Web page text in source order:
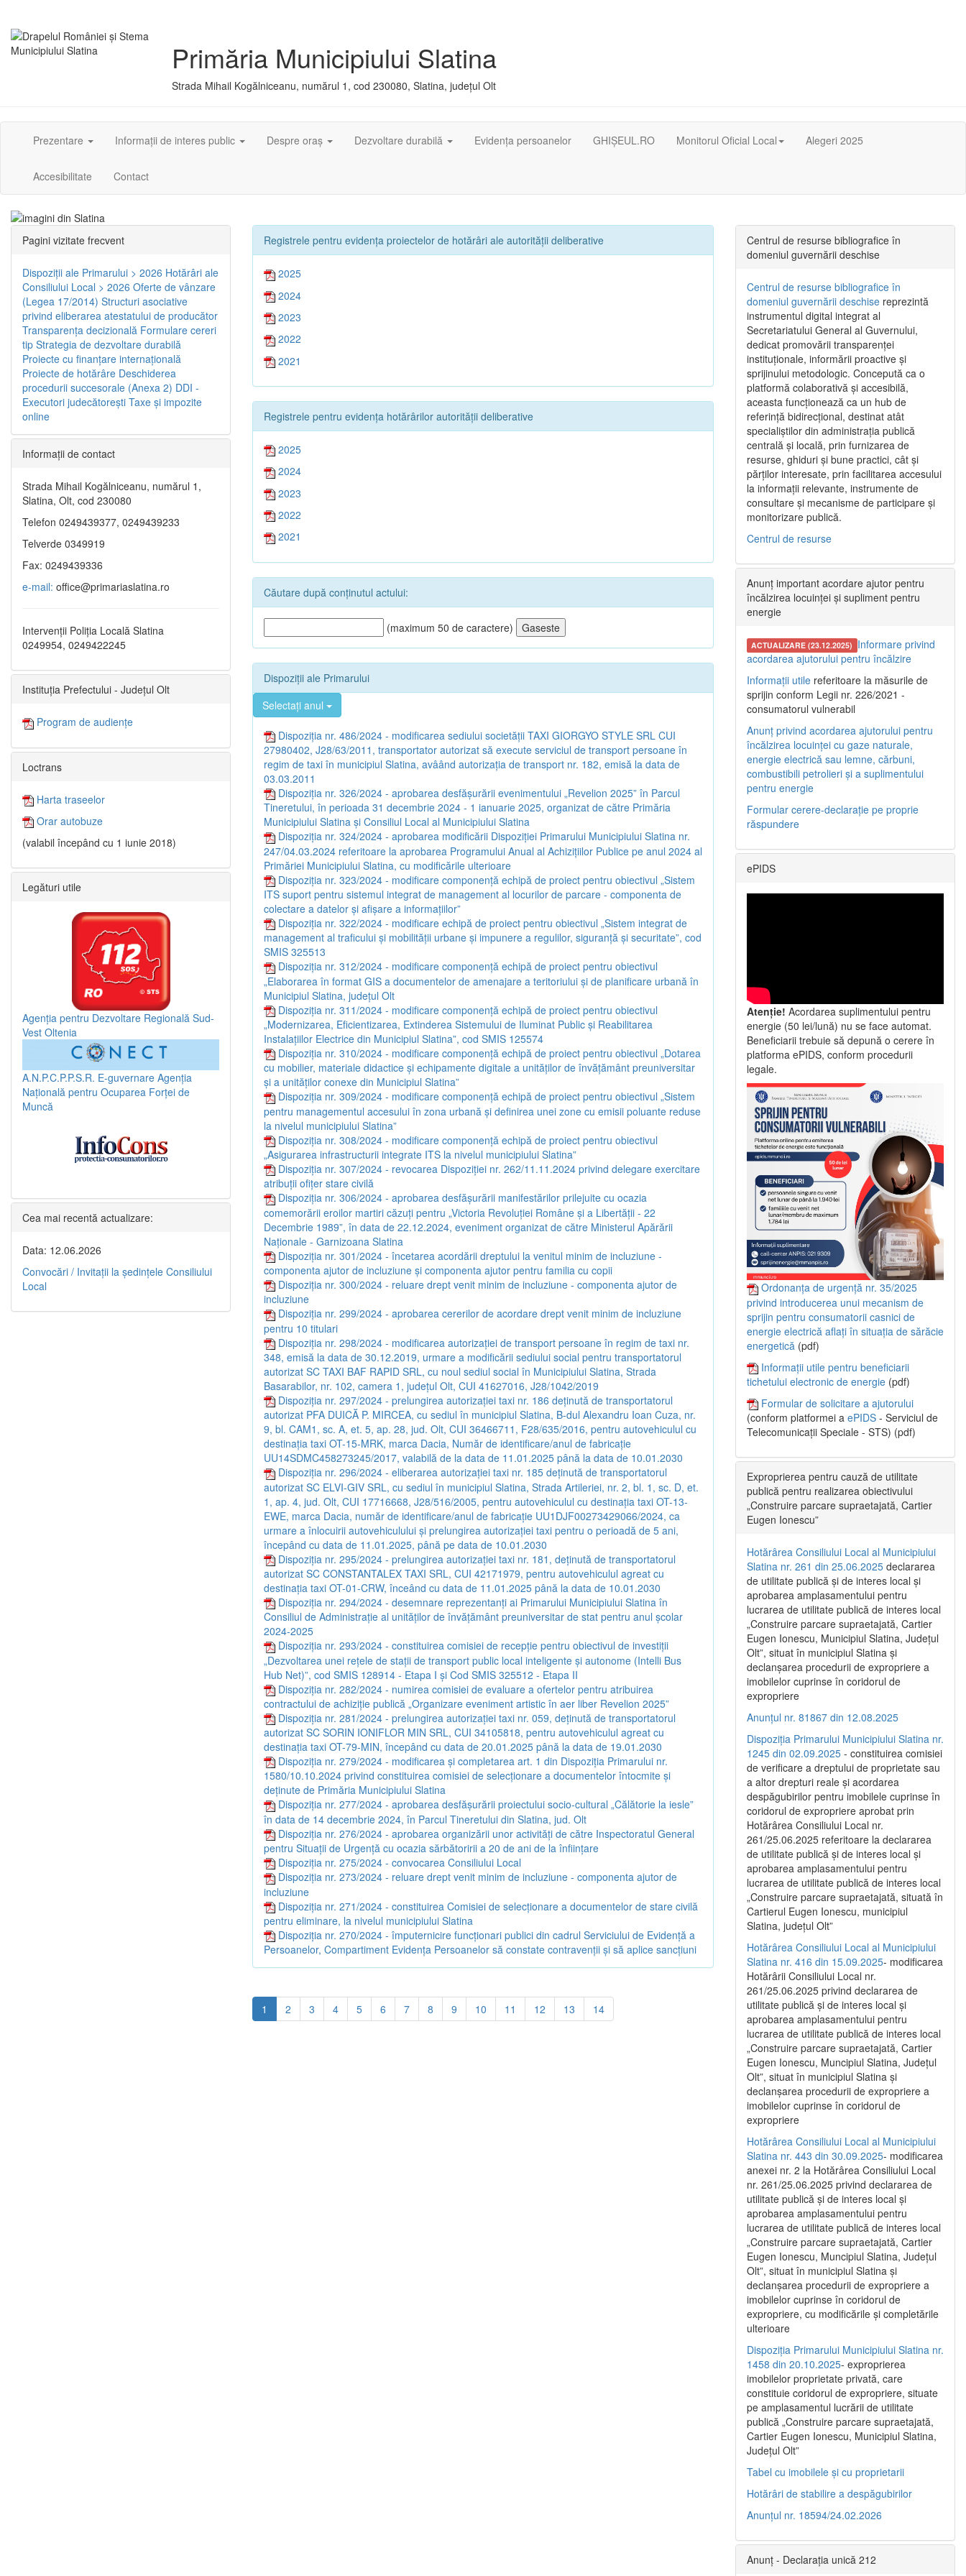
Primăria Municipiului Slatina
Strada Mihail Kogălniceanu, numărul 1, cod 230080, Slatina, județul Olt
Prezentare Informații de interes public Despre oraș Dezvoltare durabilă Evidența persoanelor GHIȘEUL.RO Monitorul Oficial Local Alegeri 2025
Accesibilitate Contact
Registrele pentru evidența proiectelor de hotărâri ale autorității deliberative
2025
2024
2023
2022
2021
Registrele pentru evidența hotărârilor autorității deliberative
2025
2024
2023
2022
2021
Căutare după conținutul actului:
(maximum 50 de caractere)
Dispoziții ale Primarului
Selectați anul
Dispoziția nr. 486/2024 - modificarea sediului societății TAXI GIORGYO STYLE SRL CUI
27980402, J28/63/2011, transportator autorizat să execute serviciul de transport persoane în
regim de taxi în municipiul Slatina, avâând autorizația de transport nr. 182, emisă la data de
03.03.2011
Dispoziția nr. 326/2024 - aprobarea desfășurării evenimentului „Revelion 2025” în Parcul
Tineretului, în perioada 31 decembrie 2024 - 1 ianuarie 2025, organizat de către Primăria
Municipiului Slatina și Consiliul Local al Municipiului Slatina
Dispoziția nr. 324/2024 - aprobarea modificării Dispoziției Primarului Municipiului Slatina nr.
247/04.03.2024 referitoare la aprobarea Programului Anual al Achizițiilor Publice pe anul 2024 al
Primăriei Municipiului Slatina, cu modificările ulterioare
Dispoziția nr. 323/2024 - modificare componență echipă de proiect pentru obiectivul „Sistem
ITS suport pentru sistemul integrat de management al locurilor de parcare - componenta de
colectare a datelor și afișare a informațiilor”
Dispoziția nr. 322/2024 - modificare echipă de proiect pentru obiectivul „Sistem integrat de
management al traficului și mobilității urbane și impunere a regulilor, siguranță și securitate”, cod
SMIS 325513
Dispoziția nr. 312/2024 - modificare componență echipă de proiect pentru obiectivul
„Elaborarea în format GIS a documentelor de amenajare a teritoriului și de planificare urbană în
Municipiul Slatina, județul Olt
Dispoziția nr. 311/2024 - modificare componență echipă de proiect pentru obiectivul
„Modernizarea, Eficientizarea, Extinderea Sistemului de Iluminat Public și Reabilitarea
Instalațiilor Electrice din Municipiul Slatina”, cod SMIS 125574
Dispoziția nr. 310/2024 - modificare componență echipă de proiect pentru obiectivul „Dotarea
cu mobilier, materiale didactice și echipamente digitale a unităților de învățământ preuniversitar
și a unităților conexe din Municipiul Slatina”
Dispoziția nr. 309/2024 - modificare componență echipă de proiect pentru obiectivul „Sistem
pentru managementul accesului în zona urbană și definirea unei zone cu emisii poluante reduse
la nivelul municipiului Slatina”
Dispoziția nr. 308/2024 - modificare componență echipă de proiect pentru obiectivul
„Asigurarea infrastructurii integrate ITS la nivelul municipiului Slatina”
Dispoziția nr. 307/2024 - revocarea Dispoziției nr. 262/11.11.2024 privind delegare exercitare
atribuții ofițer stare civilă
Dispoziția nr. 306/2024 - aprobarea desfășurării manifestărilor prilejuite cu ocazia
comemorării eroilor martiri căzuți pentru „Victoria Revoluției Române și a Libertății - 22
Decembrie 1989”, în data de 22.12.2024, eveniment organizat de către Ministerul Apărării
Naționale - Garnizoana Slatina
Dispoziția nr. 301/2024 - încetarea acordării dreptului la venitul minim de incluziune -
componenta ajutor de incluziune și componenta ajutor pentru familia cu copii
Dispoziția nr. 300/2024 - reluare drept venit minim de incluziune - componenta ajutor de
incluziune
Dispoziția nr. 299/2024 - aprobarea cererilor de acordare drept venit minim de incluziune
pentru 10 titulari
Dispoziția nr. 298/2024 - modificarea autorizației de transport persoane în regim de taxi nr.
348, emisă la data de 30.12.2019, urmare a modificării sediului social pentru transportatorul
autorizat SC TAXI BAF RAPID SRL, cu noul sediul social în Municipiului Slatina, Strada
Basarabilor, nr. 102, camera 1, județul Olt, CUI 41627016, J28/1042/2019
Dispoziția nr. 297/2024 - prelungirea autorizației taxi nr. 186 deținută de transportatorul
autorizat PFA DUICĂ P. MIRCEA, cu sediul în municipiul Slatina, B-dul Alexandru Ioan Cuza, nr.
9, bl. CAM1, sc. A, et. 5, ap. 28, jud. Olt, CUI 36466711, F28/635/2016, pentru autovehiculul cu
destinația taxi OT-15-MRK, marca Dacia, Număr de identificare/anul de fabricație
UU14SDMC458273245/2017, valabilă de la data de 11.01.2025 până la data de 10.01.2030
Dispoziția nr. 296/2024 - eliberarea autorizației taxi nr. 185 deținută de transportatorul
autorizat SC ELVI-GIV SRL, cu sediul în municipiul Slatina, Strada Artileriei, nr. 2, bl. 1, sc. D, et.
1, ap. 4, jud. Olt, CUI 17716668, J28/516/2005, pentru autovehiculul cu destinația taxi OT-13-
EWE, marca Dacia, număr de identificare/anul de fabricație UU1DJF00273429066/2024, ca
urmare a înlocuirii autovehiculului și prelungirea autorizației taxi pentru o perioadă de 5 ani,
începând cu data de 11.01.2025, până pe data de 10.01.2030
Dispoziția nr. 295/2024 - prelungirea autorizației taxi nr. 181, deținută de transportatorul
autorizat SC CONSTANTALEX TAXI SRL, CUI 42171979, pentru autovehiculul agreat cu
destinația taxi OT-01-CRW, înceând cu data de 11.01.2025 până la data de 10.01.2030
Dispoziția nr. 294/2024 - desemnare reprezentanți ai Primarului Municipiului Slatina în
Consiliul de Administrație al unităților de învățământ preuniversitar de stat pentru anul școlar
2024-2025
Dispoziția nr. 293/2024 - constituirea comisiei de recepție pentru obiectivul de investiții
„Dezvoltarea unei rețele de stații de transport public local inteligente și autonome (Intelli Bus
Hub Net)”, cod SMIS 128914 - Etapa I și Cod SMIS 325512 - Etapa II
Dispoziția nr. 282/2024 - numirea comisiei de evaluare a ofertelor pentru atribuirea
contractului de achiziție publică „Organizare eveniment artistic în aer liber Revelion 2025”
Dispoziția nr. 281/2024 - prelungirea autorizației taxi nr. 059, deținută de transportatorul
autorizat SC SORIN IONIFLOR MIN SRL, CUI 34105818, pentru autovehiculul agreat cu
destinația taxi OT-79-MIN, începând cu data de 20.01.2025 până la data de 19.01.2030
Dispoziția nr. 279/2024 - modificarea și completarea art. 1 din Dispoziția Primarului nr.
1580/10.10.2024 privind constituirea comisiei de selecționare a documentelor întocmite și
deținute de Primăria Municipiului Slatina
Dispoziția nr. 277/2024 - aprobarea desfășurării proiectului socio-cultural „Călătorie la iesle”
în data de 14 decembrie 2024, în Parcul Tineretului din Slatina, jud. Olt
Dispoziția nr. 276/2024 - aprobarea organizării unor activități de către Inspectoratul General
pentru Situații de Urgență cu ocazia sărbătoririi a 20 de ani de la înființare
Dispoziția nr. 275/2024 - convocarea Consiliului Local
Dispoziția nr. 273/2024 - reluare drept venit minim de incluziune - componenta ajutor de
incluziune
Dispoziția nr. 271/2024 - constituirea Comisiei de selecționare a documentelor de stare civilă
pentru eliminare, la nivelul municipiului Slatina
Dispoziția nr. 270/2024 - împuternicire funcționari publici din cadrul Serviciului de Evidență a
Persoanelor, Compartiment Evidența Persoanelor să constate contravenții și să aplice sancțiuni
1 2 3 4 5 6 7 8 9 10 11 12 13 14
Pagini vizitate frecvent
Dispoziţii ale Primarului > 2026 Hotărâri ale
Consiliului Local > 2026 Oferte de vânzare
(Legea 17/2014) Structuri asociative
privind eliberarea atestatului de producător
Transparenţa decizională Formulare cereri
tip Strategia de dezvoltare durabilă
Proiecte cu finanţare internaţională
Proiecte de hotărâre Deschiderea
procedurii succesorale (Anexa 2) DDI -
Executori judecătorești Taxe şi impozite
online
Informaţii de contact
Strada Mihail Kogălniceanu, numărul 1,
Slatina, Olt, cod 230080
Telefon 0249439377, 0249439233
Telverde 0349919
Fax: 0249439336
e-mail: office@primariaslatina.ro
Intervenții Poliția Locală Slatina
0249954, 0249422245
Instituția Prefectului - Județul Olt
Program de audiențe
Loctrans
Harta traseelor
Orar autobuze
(valabil începând cu 1 iunie 2018)
Legături utile
Agenția pentru Dezvoltare Regională Sud-
Vest Oltenia
A.N.P.C.P.P.S.R. E-guvernare Agenția
Națională pentru Ocuparea Forței de
Muncă
Cea mai recentă actualizare:
Data: 12.06.2026
Convocări / Invitaţii la şedinţele Consiliului
Local
Centrul de resurse bibliografice în
domeniul guvernării deschise
Centrul de resurse bibliografice în
domeniul guvernării deschise reprezintă
instrumentul digital integrat al
Secretariatului General al Guvernului,
dedicat promovării transparenței
instituționale, informării proactive și
sprijinului metodologic. Concepută ca o
platformă colaborativă și accesibilă,
aceasta funcționează ca un hub de
referință bidirecțional, destinat atât
specialiștilor din administrația publică
centrală și locală, prin furnizarea de
resurse, ghiduri și bune practici, cât și
părților interesate, prin facilitarea accesului
la informații relevante, instrumente de
consultare și mecanisme de participare și
monitorizare publică.
Centrul de resurse
Anunț important acordare ajutor pentru
încălzirea locuinței și supliment pentru
energie
ACTUALIZARE (23.12.2025) Informare privind
acordarea ajutorului pentru încălzire
Informații utile referitoare la măsurile de
sprijin conform Legii nr. 226/2021 -
consumatorul vulnerabil
Anunț privind acordarea ajutorului pentru
încălzirea locuinței cu gaze naturale,
energie electrică sau lemne, cărbuni,
combustibili petrolieri și a suplimentului
pentru energie
Formular cerere-declarație pe proprie
răspundere
ePIDS
Atenție! Acordarea suplimentului pentru
energie (50 lei/lună) nu se face automat.
Beneficiarii trebuie să depună o cerere în
platforma ePIDS, conform procedurii
legale.
Ordonanța de urgență nr. 35/2025
privind introducerea unui mecanism de
sprijin pentru consumatorii casnici de
energie electrică aflați în situația de sărăcie
energetică (pdf)
Informații utile pentru beneficiarii
tichetului electronic de energie (pdf)
Formular de solicitare a ajutorului
(conform platformei a ePIDS - Serviciul de
Telecomunicații Speciale - STS) (pdf)
Exproprierea pentru cauză de utilitate
publică pentru realizarea obiectivului
„Construire parcare supraetajată, Cartier
Eugen Ionescu”
Hotărârea Consiliului Local al Municipiului
Slatina nr. 261 din 25.06.2025 declararea
de utilitate publică și de interes local și
aprobarea amplasamentului pentru
lucrarea de utilitate publică de interes local
„Construire parcare supraetajată, Cartier
Eugen Ionescu, Municipiul Slatina, Județul
Olt”, situat în municipiul Slatina și
declanșarea procedurii de expropriere a
imobilelor cuprinse în coridorul de
expropriere
Anunțul nr. 81867 din 12.08.2025
Dispoziția Primarului Municipiului Slatina nr.
1245 din 02.09.2025 - constituirea comisiei
de verificare a dreptului de proprietate sau
a altor drepturi reale și acordarea
despăgubirilor pentru imobilele cuprinse în
coridorul de expropriere aprobat prin
Hotărârea Consiliului Local nr.
261/25.06.2025 referitoare la declararea
de utilitate publică și de interes local și
aprobarea amplasamentului pentru
lucrarea de utilitate publică de interes local
„Construire parcare supraetajată, situată în
Cartierul Eugen Ionescu, municipiul
Slatina, județul Olt”
Hotărârea Consiliului Local al Municipiului
Slatina nr. 416 din 15.09.2025- modificarea
Hotărârii Consiliului Local nr.
261/25.06.2025 privind declararea de
utilitate publică și de interes local și
aprobarea amplasamentului pentru
lucrarea de utilitate publică de interes local
„Construire parcare supraetajată, Cartier
Eugen Ionescu, Muncipiul Slatina, Județul
Olt”, situat în municipiul Slatina și
declanșarea procedurii de expropriere a
imobilelor cuprinse în coridorul de
expropriere
Hotărârea Consiliului Local al Municipiului
Slatina nr. 443 din 30.09.2025- modificarea
anexei nr. 2 la Hotărârea Consiliului Local
nr. 261/25.06.2025 privind declararea de
utilitate publică şi de interes local şi
aprobarea amplasamentului pentru
lucrarea de utilitate publică de interes local
„Construire parcare supraetajată, Cartier
Eugen Ionescu, Muncipiul Slatina, Judeţul
Olt”, situat în municipiul Slatina şi
declanşarea procedurii de expropriere a
imobilelor cuprinse în coridorul de
expropriere, cu modificările şi completările
ulterioare
Dispoziția Primarului Municipiului Slatina nr.
1458 din 20.10.2025- exproprierea
imobilelor proprietate privată, care
constituie coridorul de expropriere, situate
pe amplasamentul lucrării de utilitate
publică „Construire parcare supraetajată,
Cartier Eugen Ionescu, Municipiul Slatina,
Județul Olt”
Tabel cu imobilele și cu proprietarii
Hotărâri de stabilire a despăgubirilor
Anunțul nr. 18594/24.02.2026
Anunț - Declarația unică 212